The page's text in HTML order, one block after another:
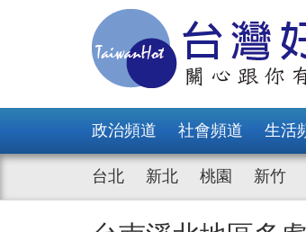
政治頻道 社會頻道 生活
台北 新北 桃園 新竹